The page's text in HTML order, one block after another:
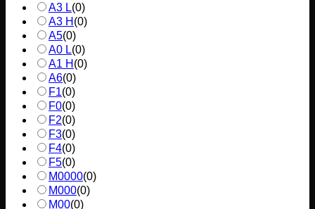
A3 L(0)
A3 H (0)
A5(0)
A0 L(0)
A1 H (0)
A6(0)
F1(0)
F0(0)
F2(0)
F3(0)
F4(0)
F5(0)
M0000(0)
M000(0)
M00(0)